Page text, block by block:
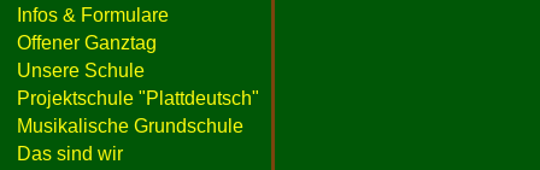
Infos & Formulare
Offener Ganztag
Unsere Schule
Projektschule "Plattdeutsch"
Musikalische Grundschule
Das sind wir